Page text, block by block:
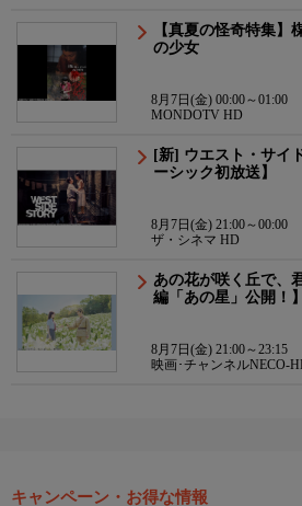
【真夏の怪奇特集】
の少女
8月7日(金) 00:00～01:00
MONDOTV HD
[新] ウエスト・サイ
ーシック初放送】
8月7日(金) 21:00～00:00
ザ・シネマ HD
あの花が咲く丘で、
編「あの星」公開！】
8月7日(金) 21:00～23:15
映画･チャンネルNECO-
キャンペーン・お得な情報